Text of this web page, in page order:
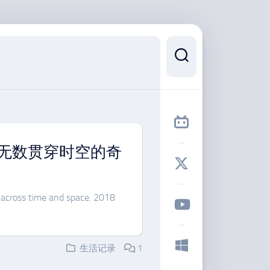
数贯穿时空的奇
time and space. 2018
生活记录
1